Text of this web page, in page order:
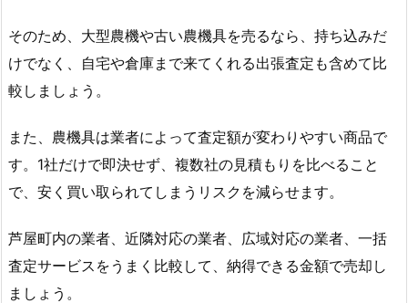
そのため、大型農機や古い農機具を売るなら、持ち込みだ
けでなく、自宅や倉庫まで来てくれる出張査定も含めて比
較しましょう。
また、農機具は業者によって査定額が変わりやすい商品で
す。1社だけで即決せず、複数社の見積もりを比べること
で、安く買い取られてしまうリスクを減らせます。
芦屋町内の業者、近隣対応の業者、広域対応の業者、一括
査定サービスをうまく比較して、納得できる金額で売却し
ましょう。